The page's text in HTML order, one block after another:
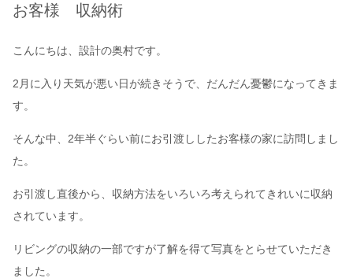
お客様 収納術
こんにちは、設計の奥村です。
2月に入り天気が悪い日が続きそうで、だんだん憂鬱になってきま
す。
そんな中、2年半ぐらい前にお引渡ししたお客様の家に訪問しまし
た。
お引渡し直後から、収納方法をいろいろ考えられてきれいに収納
されています。
リビングの収納の一部ですが了解を得て写真をとらせていただき
ました。